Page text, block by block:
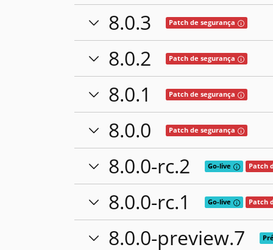
8.0.3 Patch de segurança Tooltip:
8.0.2 Patch de segurança Tooltip:
8.0.1 Patch de segurança Tooltip:
8.0.0 Patch de segurança Tooltip:
8.0.0-rc.2 Go-live Tooltip: As
Patch
8.0.0-rc.1 Go-live Tooltip: As
Patch
8.0.0-preview.7